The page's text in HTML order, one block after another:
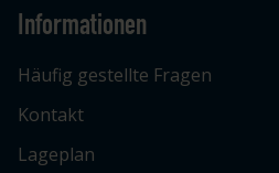
Informationen
Häufig gestellte Fragen
Kontakt
Lageplan